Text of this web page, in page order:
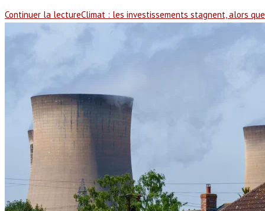
Continuer la lectureClimat : les investissements stagnent, alors